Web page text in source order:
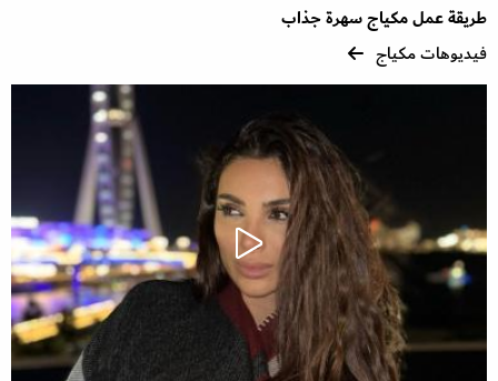
طريقة عمل مكياج سهرة جذاب
فيديوهات مكياج